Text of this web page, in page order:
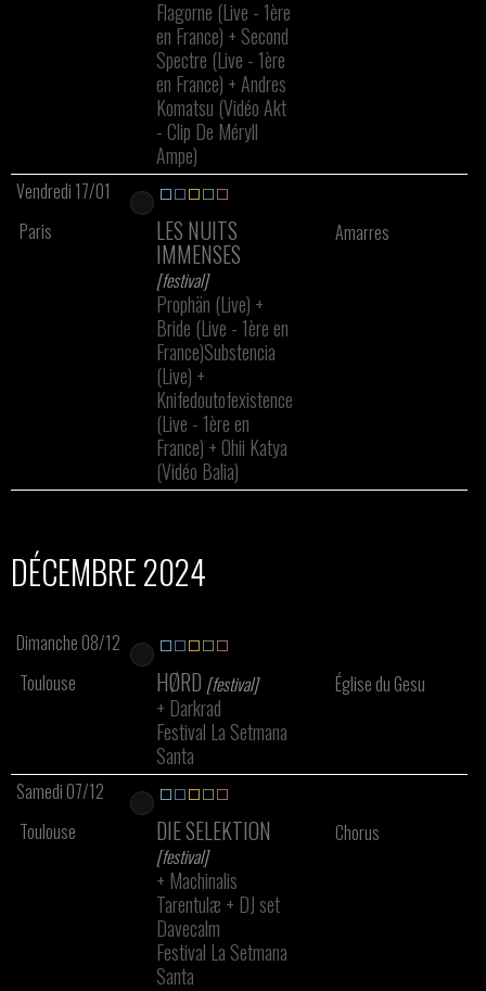
Flagorne (Live - 1ère
en France) + Second
Spectre (Live - 1ère
en France) + Andres
Komatsu (Vidéo Akt
- Clip De Méryll
Ampe)
Vendredi 17/01
Paris
LES NUITS
IMMENSES
[festival]
Prophän (Live) +
Bride (Live - 1ère en
France)Substencia
(Live) +
Knifedoutofexistence
(Live - 1ère en
France) + Ohii Katya
(Vidéo Balia)
Amarres
DÉCEMBRE 2024
Dimanche 08/12
Toulouse
HØRD [festival]
+ Darkrad
Festival La Setmana
Santa
Église du Gesu
Samedi 07/12
Toulouse
DIE SELEKTION
[festival]
+ Machinalis
Tarentulæ + DJ set
Davecalm
Festival La Setmana
Santa
Chorus